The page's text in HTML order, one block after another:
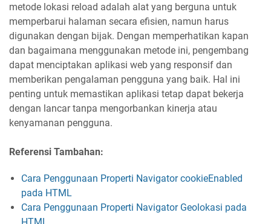
metode lokasi reload adalah alat yang berguna untuk
memperbarui halaman secara efisien, namun harus
digunakan dengan bijak. Dengan memperhatikan kapan
dan bagaimana menggunakan metode ini, pengembang
dapat menciptakan aplikasi web yang responsif dan
memberikan pengalaman pengguna yang baik. Hal ini
penting untuk memastikan aplikasi tetap dapat bekerja
dengan lancar tanpa mengorbankan kinerja atau
kenyamanan pengguna.
Referensi Tambahan:
Cara Penggunaan Properti Navigator cookieEnabled
pada HTML
Cara Penggunaan Properti Navigator Geolokasi pada
HTML